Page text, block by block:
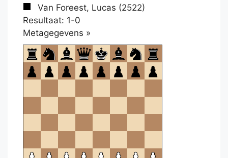
Van Foreest, Lucas (2522)
Resultaat: 1-0
Metagegevens »
om
te
openen.